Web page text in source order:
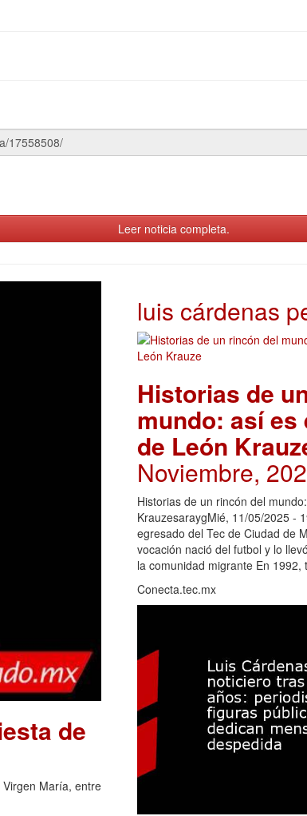
Leer noticia completa.
de
María, entre
luis cárdenas
Historias de
mundo: así
de León
Noviembre,
Historias de un rincón del
KrauzesaraygMié, 11/05/2025 -
egresado del Tec de Ciudad de
vocación nació del futbol y lo
la comunidad migrante En 1992,
Conecta.tec.mx